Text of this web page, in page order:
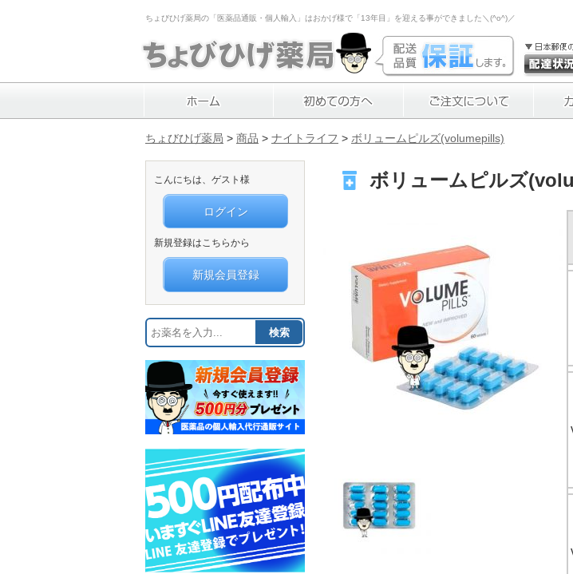
ちょびひげ薬局の「医薬品通販・個人輸入」はおかげ様で「13年目」を迎える事ができました＼(^o^)／
ちょびひげ薬局 > 商品 > ナイトライフ > ボリュームピルズ(volumepills)
ボリュームピルズ
こんにちは、ゲスト様
ログイン
新規登録はこちらから
新規会員登録
検索